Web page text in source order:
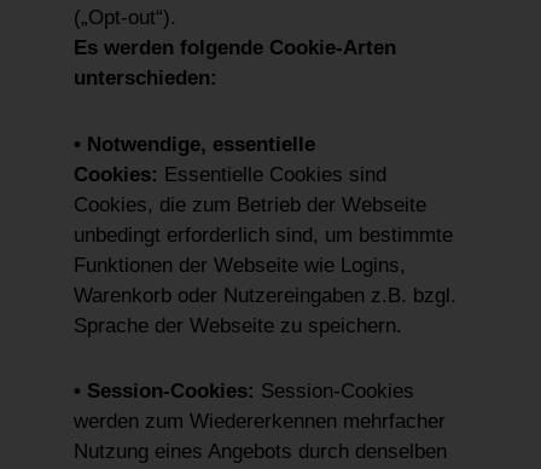
(„Opt-out“).
Es werden folgende Cookie-Arten
unterschieden:
• Notwendige, essentielle
Cookies: Essentielle Cookies sind
Cookies, die zum Betrieb der Webseite
unbedingt erforderlich sind, um bestimmte
Funktionen der Webseite wie Logins,
Warenkorb oder Nutzereingaben z.B. bzgl.
Sprache der Webseite zu speichern.
• Session-Cookies: Session-Cookies
werden zum Wiedererkennen mehrfacher
Nutzung eines Angebots durch denselben